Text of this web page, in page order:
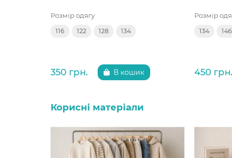
Розмір одягу
116 122 128 134
350 грн. В кошик
Розмір
134 146
450 грн.
Корисні матеріали